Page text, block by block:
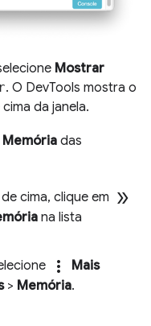
Mostrar
. O DevTools mostra o
da janela.
Memória das
cima, clique em double_arrow
na lista
more_vert
Mais
> Memória.